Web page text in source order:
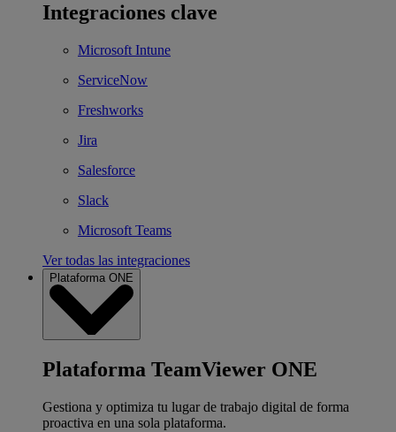
Integraciones clave
Microsoft Intune
ServiceNow
Freshworks
Jira
Salesforce
Slack
Microsoft Teams
Ver todas las integraciones
Plataforma ONE
Plataforma TeamViewer ONE
Gestiona y optimiza tu lugar de trabajo digital de forma
proactiva en una sola plataforma.